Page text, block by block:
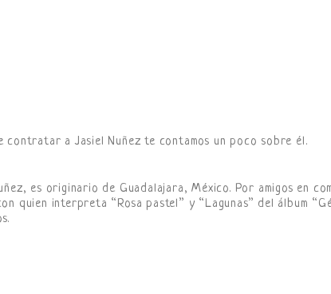
contratar a Jasiel Nuñez te contamos un poco sobre él.
es originario de Guadalajara, México. Por amigos en
quien interpreta “Rosa pastel” y “Lagunas” del álbum